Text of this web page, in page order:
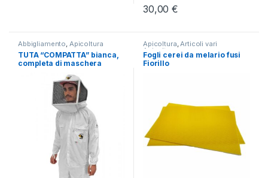
30,00€
Abbigliamento, Apicoltura
TUTA “COMPATTA” bianca,
completa di maschera
Apicoltura,Articoli vari
Apicoltura
Fogli cerei da melario fusi
Fiorillo